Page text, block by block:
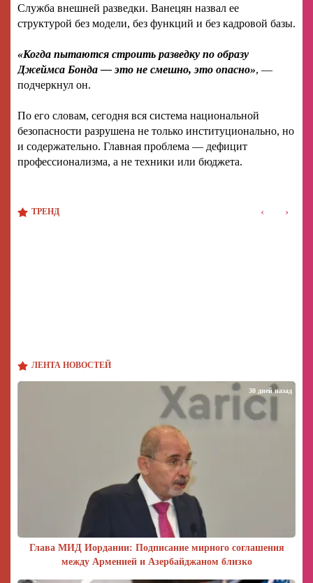
ЛЕНТА НОВОСТЕЙ
Глава МИД Иордании: Подписание мирного соглашения
между Арменией и Азербайджаном близко
30 дней назад
Служба внешней разведки. Ванецян назвал ее
структурой без модели, без функций и без кадровой базы.
«Когда пытаются строить разведку по образу
Джеймса Бонда — это не смешно, это опасно», —
подчеркнул он.
По его словам, сегодня вся система национальной
безопасности разрушена не только институционально, но
и содержательно. Главная проблема — дефицит
профессионализма, а не техники или бюджета.
ТРЕНД ‹ ›